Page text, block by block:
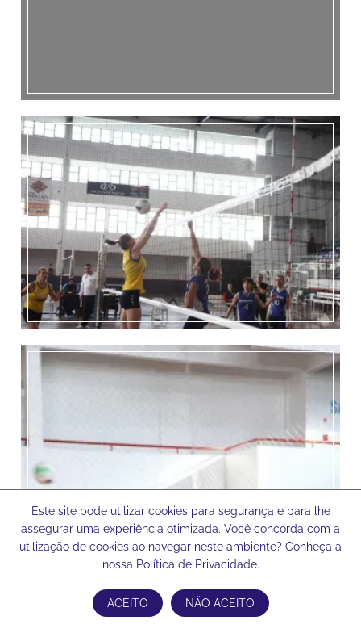
Este site pode utilizar cookies para segurança e para lhe
assegurar uma experiência otimizada. Você concorda com a
utilização de cookies ao navegar neste ambiente? Conheça a
nossa Política de Privacidade.
ACEITO NÃO ACEITO